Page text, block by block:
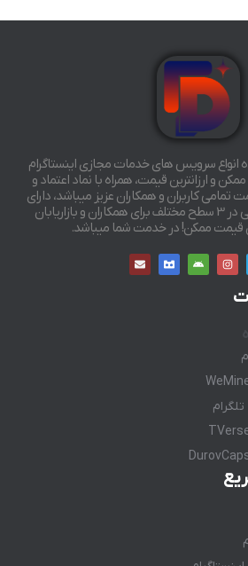
انواع سرویس های خدمات مجازی اینستاگرام
و ارزانترین قیمت، همراه با نماد اعتماد و
درخدمت تمامی کاربران و همکاران عزیز میباشد، دارای
قابلیت ارائه پنل نمایندگی در 3 سطح مختلف برای همکاران و بازاریابان
قیمت ممکن! در خدمت شما میباشد.